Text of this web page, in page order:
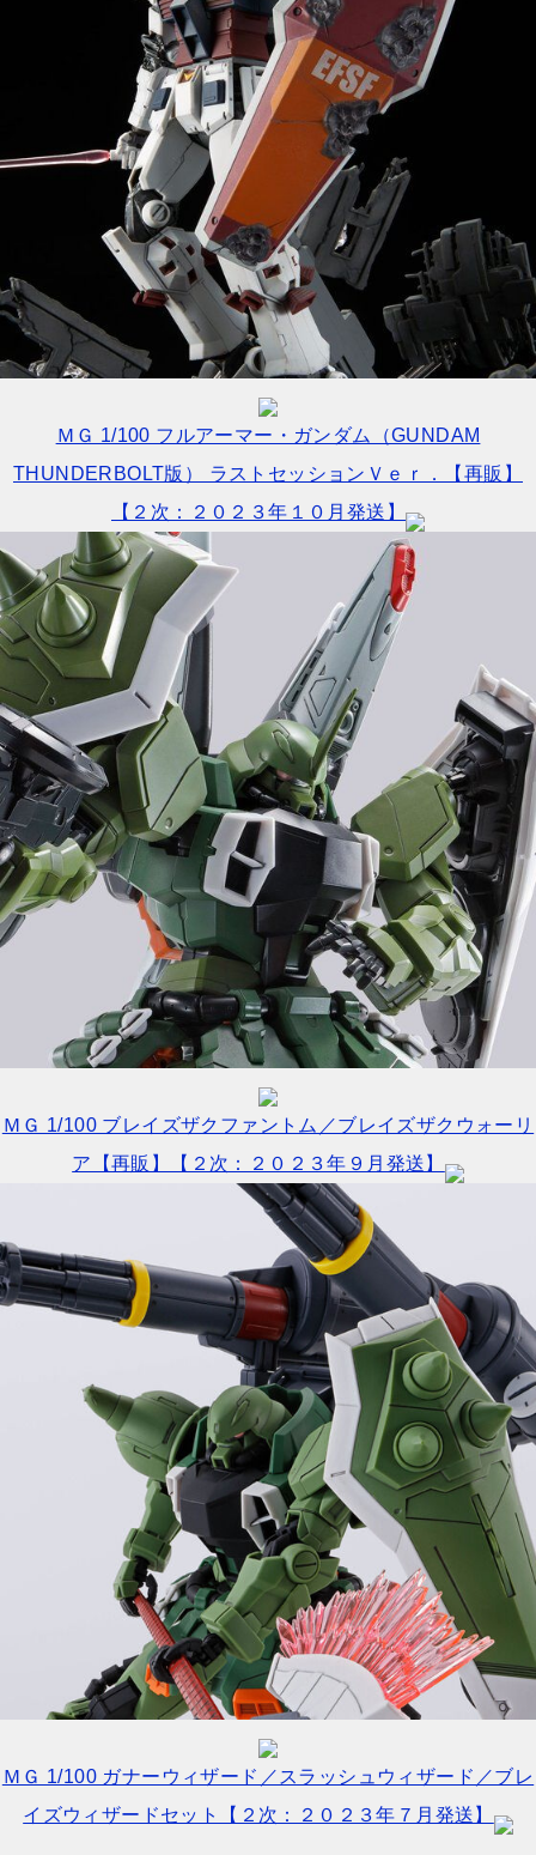
ＭＧ 1/100 フルアーマー・ガンダム（GUNDAM
THUNDERBOLT版） ラストセッションＶｅｒ．【再販】
【２次：２０２３年１０月発送】
ＭＧ 1/100 ブレイズザクファントム／ブレイズザクウォーリ
ア【再販】【２次：２０２３年９月発送】
ＭＧ 1/100 ガナーウィザード／スラッシュウィザード／ブレ
イズウィザードセット【２次：２０２３年７月発送】